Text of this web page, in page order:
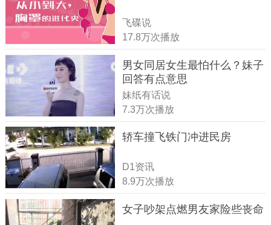
飞碟说
17.8万次播放
男女同居女生最怕什么？妹子
回答有点意思
妹纸有话说
7.3万次播放
轿车撞飞铁门冲进民房
D1资讯
8.9万次播放
女子吵架点燃男友家险些丧命